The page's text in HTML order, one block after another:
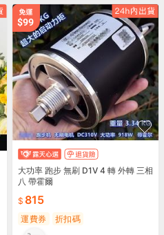
大功率 跑步 無刷 D1V 4 轉 外轉 三相
八 帶霍爾
815
運費券 折扣碼